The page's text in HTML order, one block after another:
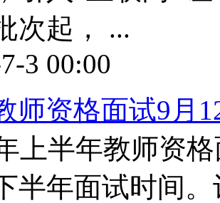
次起， ...
3 00:00
师资格面试9月
上半年教师资
半年面试时间